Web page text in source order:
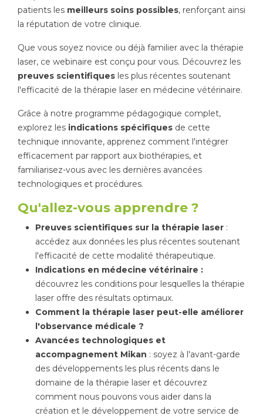
patients les meilleurs soins possibles, renforçant ainsi
la réputation de votre clinique.
Que vous soyez novice ou déjà familier avec la thérapie
laser, ce webinaire est conçu pour vous. Découvrez les
preuves scientifiques les plus récentes soutenant
l'efficacité de la thérapie laser en médecine vétérinaire.
Grâce à notre programme pédagogique complet,
explorez les indications spécifiques de cette
technique innovante, apprenez comment l'intégrer
efficacement par rapport aux biothérapies, et
familiarisez-vous avec les dernières avancées
technologiques et procédures.
Qu'allez-vous apprendre ?
Preuves scientifiques sur la thérapie laser :
accédez aux données les plus récentes soutenant
l'efficacité de cette modalité thérapeutique.
Indications en médecine vétérinaire :
découvrez les conditions pour lesquelles la thérapie
laser offre des résultats optimaux.
Comment la thérapie laser peut-elle améliorer
l'observance médicale ?
Avancées technologiques et
accompagnement Mikan : soyez à l'avant-garde
des développements les plus récents dans le
domaine de la thérapie laser et découvrez
comment nous pouvons vous aider dans la
création et le développement de votre service de